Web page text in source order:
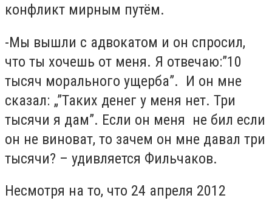
конфликт мирным путём.
-Мы вышли с адвокатом и он спросил,
что ты хочешь от меня. Я отвечаю:”10
тысяч морального ущерба”. И он мне
сказал: „”Таких денег у меня нет. Три
тысячи я дам”. Если он меня не бил если
он не виноват, то зачем он мне давал три
тысячи? – удивляется Фильчаков.
Несмотря на то, что 24 апреля 2012